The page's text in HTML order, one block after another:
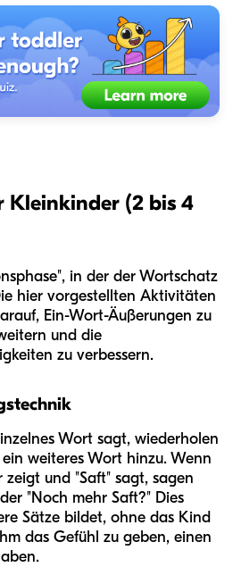
(2 bis 4
in der der Wortschatz
hier vorgestellten Aktivitäten
Ein-Wort-Äußerungen zu
und die
zu verbessern.
Wort sagt, wiederholen
weiteres Wort hinzu. Wenn
zeigt und "Saft" sagt, sagen
"Noch mehr Saft?" Dies
Sätze bildet, ohne das Kind
das Gefühl zu geben, einen